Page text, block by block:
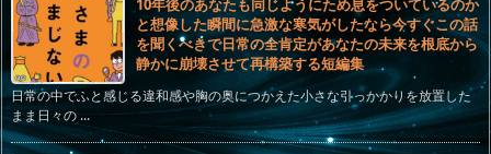
10年後のあなたも同じようにため息をついているのか
と想像した瞬間に急激な寒気がしたなら今すぐこの話
を聞くべきで日常の全肯定があなたの未来を根底から
静かに崩壊させて再構築する短編集
日常の中でふと感じる違和感や胸の奥につかえた小さな引っかかりを放置した
まま日々の ...